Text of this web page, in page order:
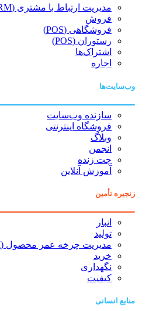
مدیریت ارتباط با مشتری (CRM)
فروش
فروشگاهی (POS)
رستوران (POS)
اشتراک‌ها
اجاره
وب‌سایت‌ها
سازنده وب‌سایت
فروشگاه اینترنتی
وبلاگ
انجمن
چت زنده
آموزش آنلاین
زنجیره تأمین
انبار
تولید
مدیریت چرخه عمر محصول (PLM)
خرید
نگهداری
کیفیت
منابع انسانی